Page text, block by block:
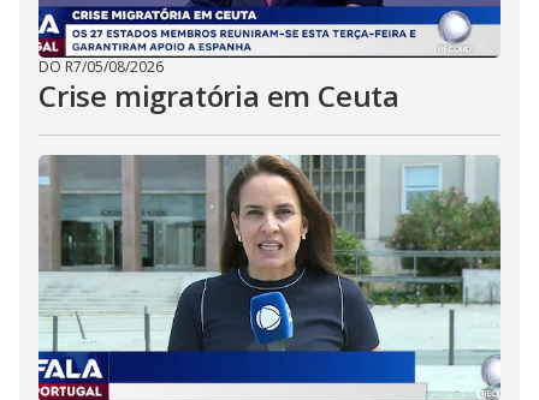
DO R7/05/08/2026
Crise migratória em Ceuta